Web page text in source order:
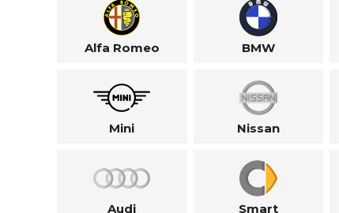
Alfa Romeo BMW
Mini Nissan
Audi Smart